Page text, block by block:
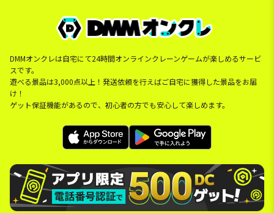
DMMオンクレは自宅にて24時間オンラインクレーンゲームが楽しめるサービ
スです。
遊べる景品は3,000点以上！発送依頼を行えばご自宅に獲得した景品をお届
け！
ゲット保証機能があるので、初心者の方でも安心して楽しめます。